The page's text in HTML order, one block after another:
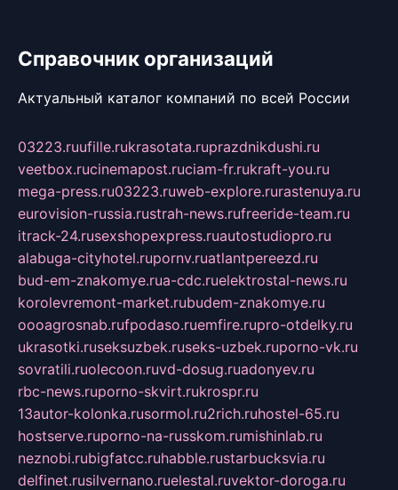
Справочник организаций
Актуальный каталог компаний по всей России
03223.ruufille.rukrasotata.ruprazdnikdushi.ru
veetbox.rucinemapost.ruciam-fr.rukraft-you.ru
mega-press.ru03223.ruweb-explore.rurastenuya.ru
eurovision-russia.rustrah-news.rufreeride-team.ru
itrack-24.rusexshopexpress.ruautostudiopro.ru
alabuga-cityhotel.rupornv.ruatlantpereezd.ru
bud-em-znakomye.rua-cdc.ruelektrostal-news.ru
korolevremont-market.rubudem-znakomye.ru
oooagrosnab.rufpodaso.ruemfire.rupro-otdelky.ru
ukrasotki.ruseksuzbek.ruseks-uzbek.ruporno-vk.ru
sovratili.ruolecoon.ruvd-dosug.ruadonyev.ru
rbc-news.ruporno-skvirt.rukrospr.ru
13autor-kolonka.rusormol.ru2rich.ruhostel-65.ru
hostserve.ruporno-na-russkom.rumishinlab.ru
neznobi.rubigfatcc.ruhabble.rustarbucksvia.ru
delfinet.rusilvernano.ruelestal.ruvektor-doroga.ru